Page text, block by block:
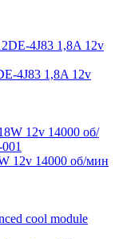
4J83 1,8A 12v
12v 14000 об/мин